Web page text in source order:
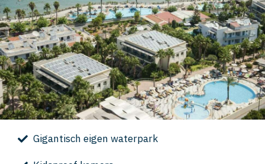
Gigantisch eigen waterpark